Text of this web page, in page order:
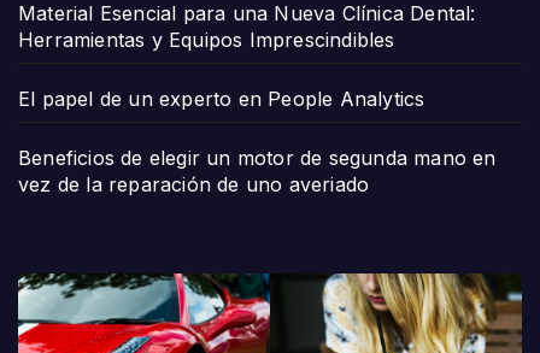
Material Esencial para una Nueva Clínica Dental:
Herramientas y Equipos Imprescindibles
El papel de un experto en People Analytics
Beneficios de elegir un motor de segunda mano en
vez de la reparación de uno averiado